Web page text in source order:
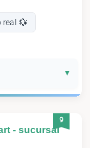
real 💱
9
- sucursal